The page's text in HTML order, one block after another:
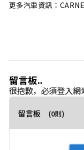
更多汽車資訊：
留言板..
很抱歉，必須登入網
留言板 (0則)